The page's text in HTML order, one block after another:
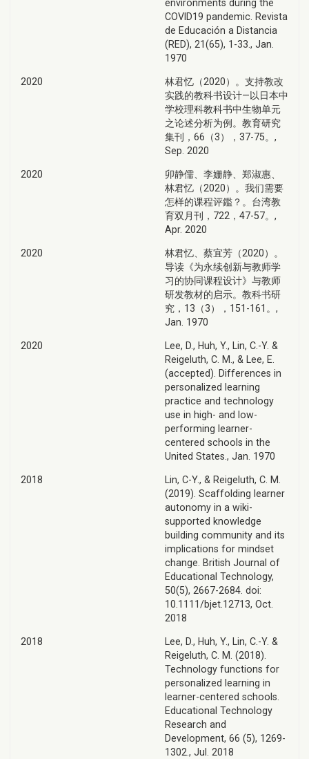
environments during the
COVID19 pandemic. Revista
de Educación a Distancia
(RED), 21(65), 1-33., Jan.
1970
2020
林君忆（2020）。支持教改
实践的教科书设计—以日本中
学校理科教科书中生物单元
之论述分析为例。教育研究
集刊，66（3），37-75。,
Sep. 2020
2020
卯静儒、李姗静、郑淑惠、
林君忆（2020）。我们需要
怎样的课程评鑑？。台湾教
育双月刊，722，47-57。,
Apr. 2020
2020
林君忆、蔡宜芳（2020）。
导读《为永续创新与教师学
习的协同课程设计》与教师
研发教材的启示。教科书研
究，13（3），151-161。,
Jan. 1970
2020
Lee, D., Huh, Y., Lin, C.-Y. &
Reigeluth, C. M., & Lee, E.
(accepted). Differences in
personalized learning
practice and technology
use in high- and low-
performing learner-
centered schools in the
United States., Jan. 1970
2018
Lin, C-Y., & Reigeluth, C. M.
(2019). Scaffolding learner
autonomy in a wiki-
supported knowledge
building community and its
implications for mindset
change. British Journal of
Educational Technology,
50(5), 2667-2684. doi:
10.1111/bjet.12713, Oct.
2018
2018
Lee, D., Huh, Y., Lin, C.-Y. &
Reigeluth, C. M. (2018).
Technology functions for
personalized learning in
learner-centered schools.
Educational Technology
Research and
Development, 66 (5), 1269-
1302., Jul. 2018